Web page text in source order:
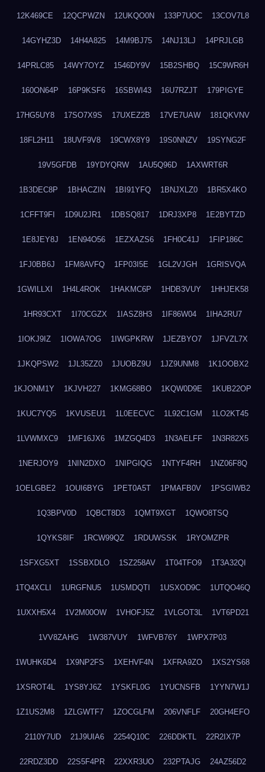
12K469CE 12QCPWZN 12UKQO0N 133P7UOC 13COV7L8
14GYHZ3D 14H4A825 14M9BJ75 14NJ13LJ 14PRJLGB
14PRLC85 14WY7OYZ 1546DY9V 15B2SHBQ 15C9WR6H
160ON64P 16P9KSF6 16SBWI43 16U7RZJT 179PIGYE
17HG5UY8 17SO7X9S 17UXEZ2B 17VE7UAW 181QKVNV
18FL2H11 18UVF9V8 19CWX8Y9 19S0NNZV 19SYNG2F
19V5GFDB 19YDYQRW 1AU5Q96D 1AXWRT6R
1B3DEC8P 1BHACZIN 1BI91YFQ 1BNJXLZ0 1BR5X4KO
1CFFT9FI 1D9U2JR1 1DBSQ817 1DRJ3XP8 1E2BYTZD
1E8JEY8J 1EN94O56 1EZXAZS6 1FH0C41J 1FIP186C
1FJ0BB6J 1FM8AVFQ 1FP03I5E 1GL2VJGH 1GRISVQA
1GWILLXI 1H4L4ROK 1HAKMC6P 1HDB3VUY 1HHJEK58
1HR93CXT 1I70CGZX 1IASZ8H3 1IF86W04 1IHA2RU7
1IOKJ9IZ 1IOWA7OG 1IWGPKRW 1JEZBYO7 1JFVZL7X
1JKQPSW2 1JL35ZZ0 1JUOBZ9U 1JZ9UNM8 1K1OOBX2
1KJONM1Y 1KJVH227 1KMG68BO 1KQW0D9E 1KUB22OP
1KUC7YQ5 1KVUSEU1 1L0EECVC 1L92C1GM 1LO2KT45
1LVWMXC9 1MF16JX6 1MZGQ4D3 1N3AELFF 1N3R82X5
1NERJOY9 1NIN2DXO 1NIPGIQG 1NTYF4RH 1NZ06F8Q
1OELGBE2 1OUI6BYG 1PET0A5T 1PMAFB0V 1PSGIWB2
1Q3BPV0D 1QBCT8D3 1QMT9XGT 1QWO8TSQ
1QYKS8IF 1RCW99QZ 1RDUWSSK 1RYOMZPR
1SFXG5XT 1SSBXDLO 1SZ258AV 1T04TFO9 1T3A32QI
1TQ4XCLI 1URGFNU5 1USMDQTI 1USXOD9C 1UTQO46Q
1UXXH5X4 1V2M00OW 1VHOFJ5Z 1VLGOT3L 1VT6PD21
1VV8ZAHG 1W387VUY 1WFVB76Y 1WPX7P03
1WUHK6D4 1X9NP2FS 1XEHVF4N 1XFRA9ZO 1XS2YS68
1XSROT4L 1YS8YJ6Z 1YSKFL0G 1YUCNSFB 1YYN7W1J
1Z1US2M8 1ZLGWTF7 1ZOCGLFM 206VNFLF 20GH4EFO
2110Y7UD 21J9UIA6 2254Q10C 226DDKTL 22R2IX7P
22RDZ3DD 22S5F4PR 22XXR3UO 232PTAJG 24AZ56D2